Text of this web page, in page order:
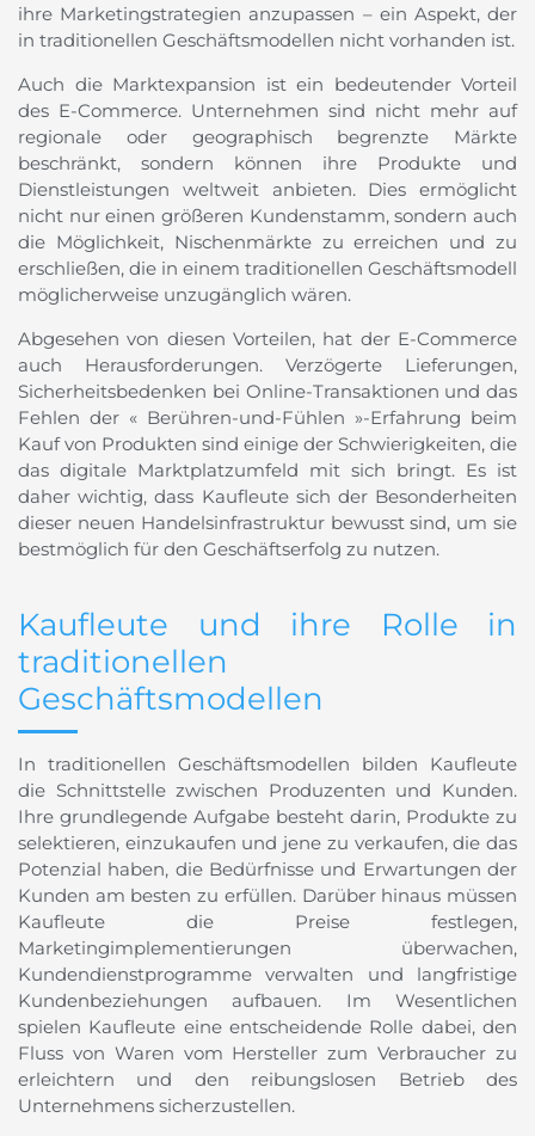
ihre Marketingstrategien anzupassen – ein Aspekt, der
in traditionellen Geschäftsmodellen nicht vorhanden ist.
Auch die Marktexpansion ist ein bedeutender Vorteil
des E-Commerce. Unternehmen sind nicht mehr auf
regionale oder geographisch begrenzte Märkte
beschränkt, sondern können ihre Produkte und
Dienstleistungen weltweit anbieten. Dies ermöglicht
nicht nur einen größeren Kundenstamm, sondern auch
die Möglichkeit, Nischenmärkte zu erreichen und zu
erschließen, die in einem traditionellen Geschäftsmodell
möglicherweise unzugänglich wären.
Abgesehen von diesen Vorteilen, hat der E-Commerce
auch Herausforderungen. Verzögerte Lieferungen,
Sicherheitsbedenken bei Online-Transaktionen und das
Fehlen der « Berühren-und-Fühlen »-Erfahrung beim
Kauf von Produkten sind einige der Schwierigkeiten, die
das digitale Marktplatzumfeld mit sich bringt. Es ist
daher wichtig, dass Kaufleute sich der Besonderheiten
dieser neuen Handelsinfrastruktur bewusst sind, um sie
bestmöglich für den Geschäftserfolg zu nutzen.
Kaufleute und ihre Rolle in
traditionellen
Geschäftsmodellen
In traditionellen Geschäftsmodellen bilden Kaufleute
die Schnittstelle zwischen Produzenten und Kunden.
Ihre grundlegende Aufgabe besteht darin, Produkte zu
selektieren, einzukaufen und jene zu verkaufen, die das
Potenzial haben, die Bedürfnisse und Erwartungen der
Kunden am besten zu erfüllen. Darüber hinaus müssen
Kaufleute die Preise festlegen,
Marketingimplementierungen überwachen,
Kundendienstprogramme verwalten und langfristige
Kundenbeziehungen aufbauen. Im Wesentlichen
spielen Kaufleute eine entscheidende Rolle dabei, den
Fluss von Waren vom Hersteller zum Verbraucher zu
erleichtern und den reibungslosen Betrieb des
Unternehmens sicherzustellen.